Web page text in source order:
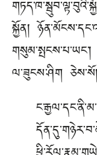
སྐྱོན།
ལ་ཟུངས་ཤིག